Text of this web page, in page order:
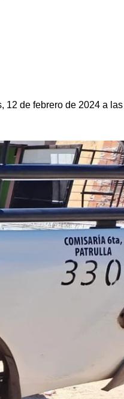
12 de febrero de 2024 a